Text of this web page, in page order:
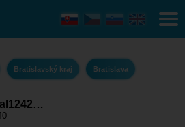
Bratislavský kraj Bratislava